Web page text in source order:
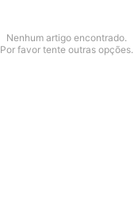
Nenhum artigo encontrado.
Por favor tente outras opções.